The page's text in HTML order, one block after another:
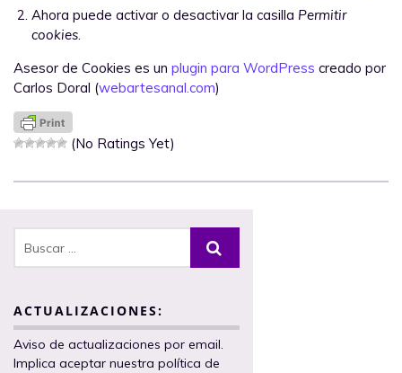
Ahora puede activar o desactivar la casilla Permitir
cookies.
Asesor de Cookies es un plugin para WordPress creado por
Carlos Doral (webartesanal.com)
(No Ratings Yet)
ACTUALIZACIONES:
Aviso de actualizaciones por email.
Implica aceptar nuestra política de